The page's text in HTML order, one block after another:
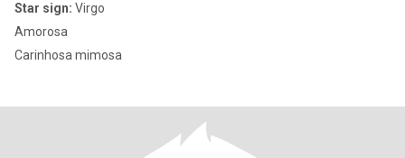
Star sign: Virgo
Amorosa
Carinhosa mimosa